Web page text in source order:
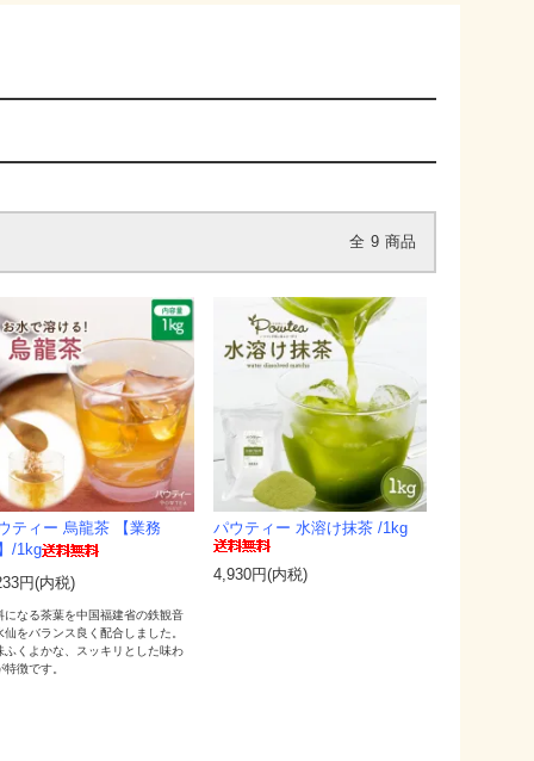
全 9 商品
ティー 烏龍茶 【業務
/1kg
円(内税)
になる茶葉を中国福建省の鉄観音
仙をバランス良く配合しました。
ふくよかな、スッキリとした味わ
特徴です。
パウティー 水溶け抹茶 /1kg
4,930円(内税)